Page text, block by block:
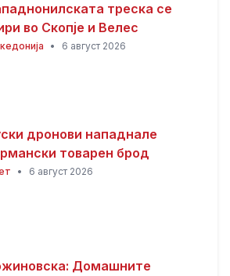
треска се
во Скопје и Велес
• 6 август 2026
дронови нападнале
товарен брод
• 6 август 2026
Домашните